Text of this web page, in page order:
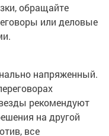
обращайте
или деловые
напряженный.
рекомендуют
на другой
все